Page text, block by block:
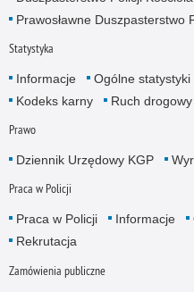
Prawosławne Duszpasterstwo
Statystyka
Informacje Ogólne statystyki
Kodeks karny
Ruch drogowy
Prawo
Dziennik Urzędowy KGP
Praca w Policji
Praca w Policji Informacje
Rekrutacja
Zamówienia publiczne